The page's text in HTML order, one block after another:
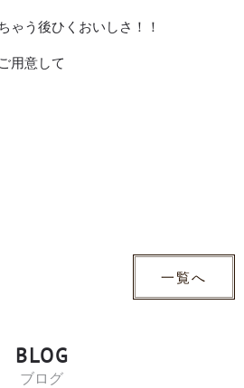
ゃう後ひくおいしさ！！
用意して
一覧へ
BLOG
ブログ